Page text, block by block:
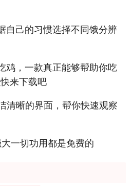
自己的习惯选择不同饿分辨
鸡，一款真正能够帮助你吃
来下载吧
清晰的界面，帮你快速观察
一切功用都是免费的